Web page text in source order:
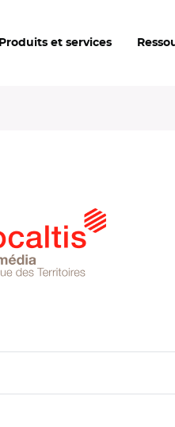
Produits et services